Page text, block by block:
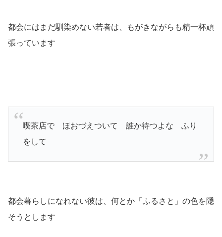
都会にはまだ馴染めない若者は、もがきながらも精一杯頑
張っています
喫茶店で ほおづえついて 誰か待つよな ふり
をして
都会暮らしになれない彼は、何とか「ふるさと」の色を隠
そうとします